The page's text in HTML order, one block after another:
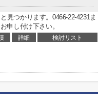
見つかります。0466-22-4231ま
申し付け下さい。
詳細 検討リスト